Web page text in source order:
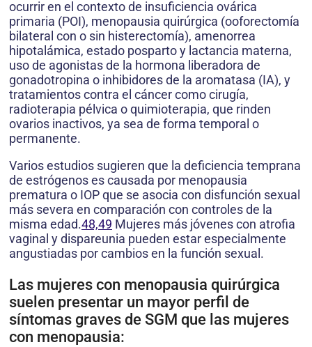
ocurrir en el contexto de insuficiencia ovárica
primaria (POI), menopausia quirúrgica (ooforectomía
bilateral con o sin histerectomía), amenorrea
hipotalámica, estado posparto y lactancia materna,
uso de agonistas de la hormona liberadora de
gonadotropina o inhibidores de la aromatasa (IA), y
tratamientos contra el cáncer como cirugía,
radioterapia pélvica o quimioterapia, que rinden
ovarios inactivos, ya sea de forma temporal o
permanente.
Varios estudios sugieren que la deficiencia temprana
de estrógenos es causada por menopausia
prematura o IOP que se asocia con disfunción sexual
más severa en comparación con controles de la
misma edad.48,49 Mujeres más jóvenes con atrofia
vaginal y dispareunia pueden estar especialmente
angustiadas por cambios en la función sexual.
Las mujeres con menopausia quirúrgica
suelen presentar un mayor perfil de
síntomas graves de SGM que las mujeres
con menopausia: